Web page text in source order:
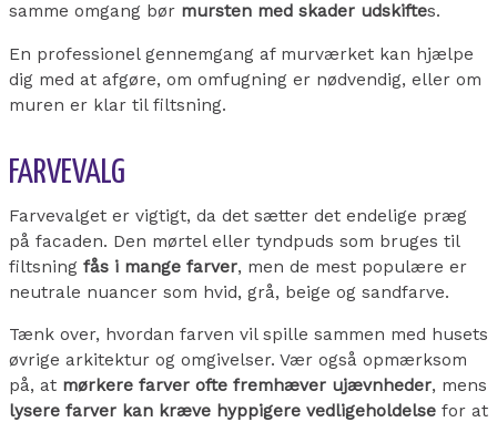
samme omgang bør mursten med skader udskiftes.
En professionel gennemgang af murværket kan hjælpe
dig med at afgøre, om omfugning er nødvendig, eller om
muren er klar til filtsning.
FARVEVALG
Farvevalget er vigtigt, da det sætter det endelige præg
på facaden. Den mørtel eller tyndpuds som bruges til
filtsning fås i mange farver, men de mest populære er
neutrale nuancer som hvid, grå, beige og sandfarve.
Tænk over, hvordan farven vil spille sammen med husets
øvrige arkitektur og omgivelser. Vær også opmærksom
på, at mørkere farver ofte fremhæver ujævnheder, mens
lysere farver kan kræve hyppigere vedligeholdelse for at